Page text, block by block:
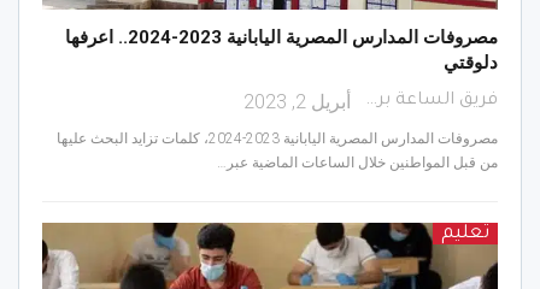
مصروفات المدارس المصرية اليابانية 2023-2024.. اعرفها
دلوقتي
فريق الساعة برس أبريل 2, 2023
مصروفات المدارس المصرية اليابانية 2023-2024، كلمات تزايد البحث عليها
من قبل المواطنين خلال الساعات الماضية عبر…
تعليم